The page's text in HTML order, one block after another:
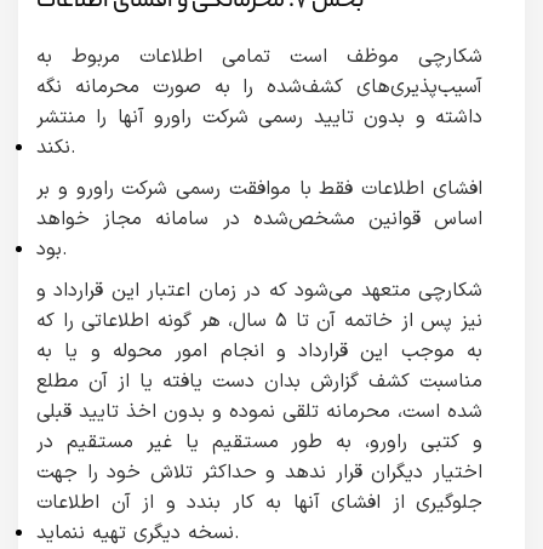
شکارچی موظف است تمامی اطلاعات مربوط به
آسیب‌پذیری‌های کشف‌شده را به صورت محرمانه نگه
داشته و بدون تایید رسمی شرکت راورو آنها را منتشر
نکند.
افشای اطلاعات فقط با موافقت رسمی شرکت راورو و بر
اساس قوانین مشخص‌شده در سامانه مجاز خواهد
بود.
شکارچی متعهد می‌شود که در زمان اعتبار این قرارداد و
نیز پس از خاتمه آن تا ۵ سال، هر گونه اطلاعاتی را که
به موجب این قرارداد و انجام امور محوله و یا به
مناسبت کشف گزارش بدان دست یافته یا از آن مطلع
شده است، محرمانه تلقی نموده و بدون اخذ تایید قبلی
و کتبی راورو، به طور مستقیم یا غیر مستقیم در
اختیار دیگران قرار ندهد و حداکثر تلاش خود را جهت
جلوگیری از افشای آنها به کار بندد و از آن اطلاعات
نسخه دیگری تهیه ننماید.